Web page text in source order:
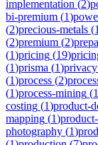
implementation (2)
bi-premium (1)
(2)precious-metals (1
(2)premium (2)
(1)pricing (19)
(1)prisma (1)privacy
(1)process (2)
(1)process-mining (1
costing (1)product-
mapping (1)
photography (1)